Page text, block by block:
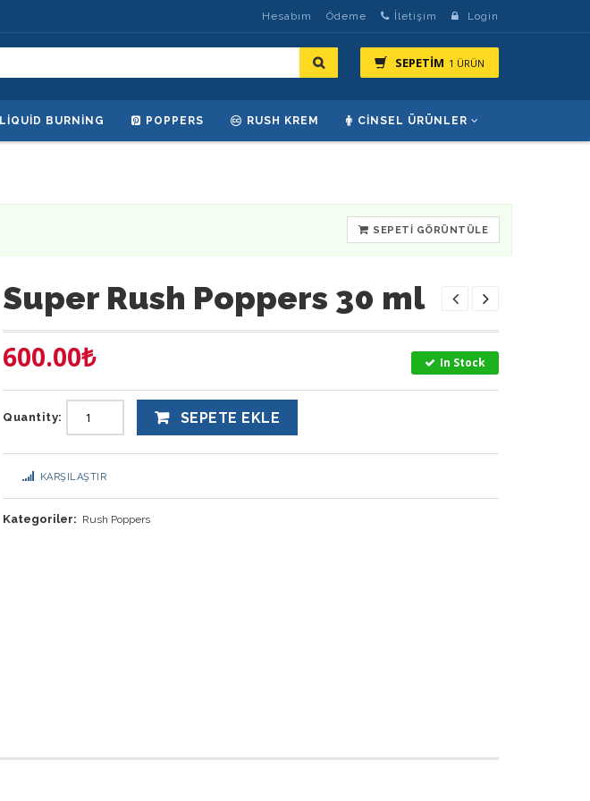
Hesabım Ödeme İletişim Login
SEPETİM 1 ÜRÜN
LIQUID BURNING POPPERS RUSH KREM CINSEL ÜRÜNLER
SEPETI GÖRÜNTÜLE
Super Rush Poppers 30 ml
600.00₺ In Stock
Quantity: SEPETE EKLE
KARŞILAŞTIR
Kategoriler: Rush Poppers